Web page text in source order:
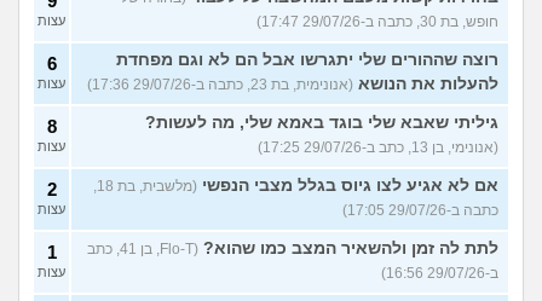
חופש, בת 30, כתבה ב-29/07/26 17:47)
עצות
רוצה שההורים שלי יתגרשו אבל הם לא וגם מפחדת
להעלות את הנושא (אנונימית, בת 23, כתבה ב-29/07/26 17:36)
6
עצות
גיליתי שאבא שלי בוגד באמא שלי, מה לעשות?
(אנונימי, בן 13, כתב ב-29/07/26 17:25)
8
עצות
אם לא אגיע לצו גיוס בגלל מצבי הנפשי
(מלשבית, בת 18,
כתבה ב-29/07/26 17:05)
2
עצות
לתת לה זמן ולהשאיר המצב כמו שהוא?
(Flo-T, בן 41, כתב
ב-29/07/26 16:56)
1
עצות